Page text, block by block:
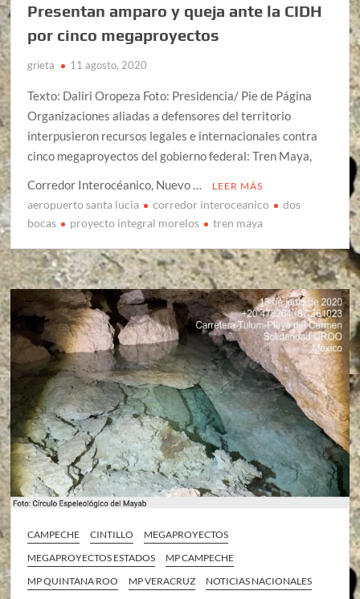
Presentan amparo y queja ante la CIDH
por cinco megaproyectos
grieta 11 agosto, 2020
Texto: Daliri Oropeza Foto: Presidencia/ Pie de Página
Organizaciones aliadas a defensores del territorio
interpusieron recursos legales e internacionales contra
cinco megaproyectos del gobierno federal: Tren Maya,
Corredor Interocéanico, Nuevo …
LEER MÁS
aeropuerto santa lucia corredor interoceanico
dos
bocas
proyecto integral morelos tren maya
CAMPECHE CINTILLO
MEGAPROYECTOS
MEGAPROYECTOS ESTADOS
MP CAMPECHE
MP QUINTANA ROO
MP VERACRUZ
NOTICIAS NACIONALES